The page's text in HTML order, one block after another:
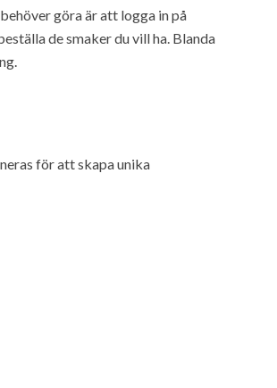
göra är att logga in på
de smaker du vill ha. Blanda
för att skapa unika